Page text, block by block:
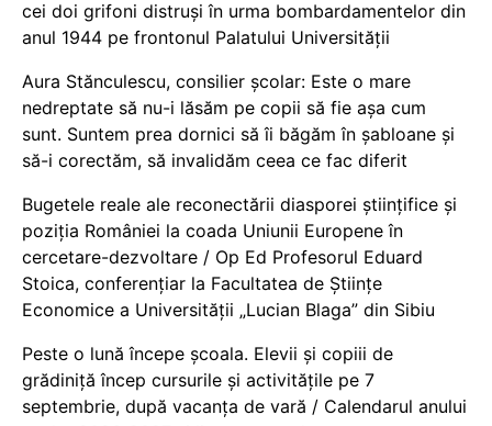
cei doi grifoni distruși în urma bombardamentelor din
anul 1944 pe frontonul Palatului Universității
Aura Stănculescu, consilier școlar: Este o mare
nedreptate să nu-i lăsăm pe copii să fie așa cum
sunt. Suntem prea dornici să îi băgăm în șabloane și
să-i corectăm, să invalidăm ceea ce fac diferit
Bugetele reale ale reconectării diasporei științifice și
poziția României la coada Uniunii Europene în
cercetare-dezvoltare / Op Ed Profesorul Eduard
Stoica, conferențiar la Facultatea de Științe
Economice a Universității „Lucian Blaga” din Sibiu
Peste o lună începe școala. Elevii și copiii de
grădiniță încep cursurile și activitățile pe 7
septembrie, după vacanța de vară / Calendarul anului